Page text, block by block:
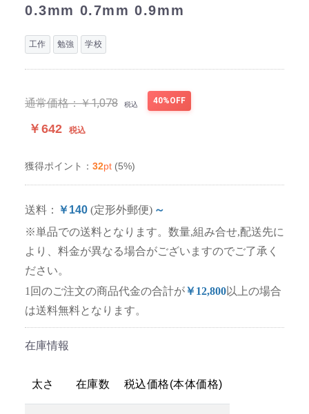
0.3mm 0.7mm 0.9mm
工作 勉強 学校
通常価格：￥1,078 税込 40%OFF
￥642 税込
獲得ポイント： 32pt (5%)
送料： ￥140 (定形外郵便) ～
※単品での送料となります。数量,組み合せ,配送先に
より、料金が異なる場合がございますのでご了承く
ださい。
1回のご注文の商品代金の合計が￥12,800以上の場合
は送料無料となります。
在庫情報
太さ 在庫数 税込価格(本体価格)